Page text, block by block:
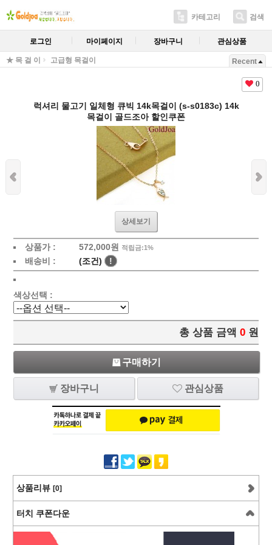
카테고리 검색
로그인 마이페이지 장바구니 관심상품
★ 목 걸 이 고급형 목걸이 Recent
0
럭셔리 물고기 일체형 큐빅 14k목걸이 (s-s0183c) 14k
목걸이 골드조아 할인쿠폰
상세보기
상품가 : 572,000원 적립금:1%
배송비 : (조건) !
색상선택 :
총 상품 금액 0 원
구매하기
장바구니 관심상품
상품리뷰 [0]
터치 쿠폰다운